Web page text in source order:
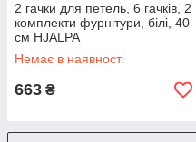
2 гачки для петель, 6 гачків, 2
комплекти фурнітури, білі, 40
см HJALPA
Немає в наявності
663 ₴